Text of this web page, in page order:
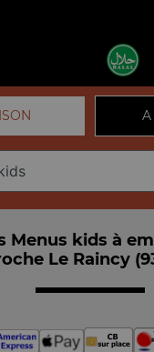
A
Menus kids à
Le Raincy